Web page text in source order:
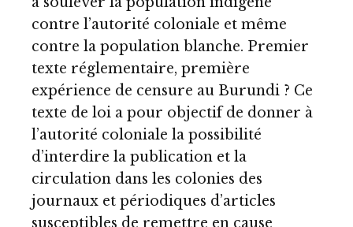
contre l’autorité coloniale et même
contre la population blanche. Premier
texte réglementaire, première
expérience de censure au Burundi ? Ce
texte de loi a pour objectif de donner à
l’autorité coloniale la possibilité
d’interdire la publication et la
circulation dans les colonies des
journaux et périodiques d’articles
susceptibles de remettre en cause